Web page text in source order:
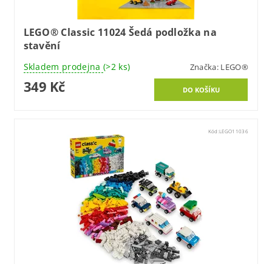
LEGO® Classic 11024 Šedá podložka na
stavění
Skladem prodejna (>2 ks) Značka: LEGO®
349 Kč
Kód:LEGO11036